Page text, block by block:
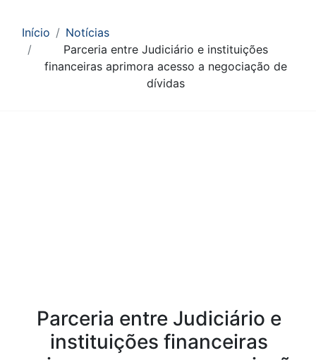
Início
Notícias
Parceria entre Judiciário e instituições
financeiras aprimora acesso a negociação de
dívidas
Parceria entre Judiciário e
instituições financeiras